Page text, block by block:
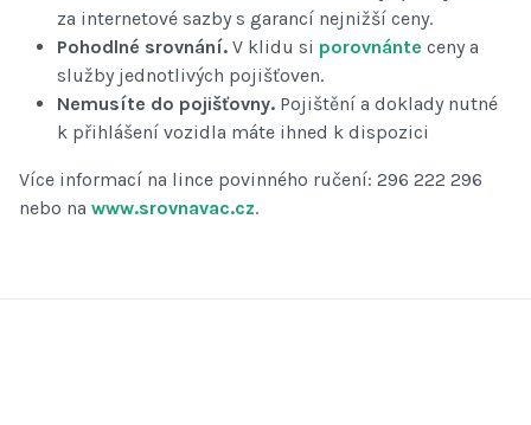
za internetové sazby s garancí nejnižší ceny.
Pohodlné srovnání. V klidu si porovnánte ceny a
služby jednotlivých pojišťoven.
Nemusíte do pojišťovny. Pojištění a doklady nutné
k přihlášení vozidla máte ihned k dispozici
Více informací na lince povinného ručení: 296 222 296
nebo na www.srovnavac.cz.